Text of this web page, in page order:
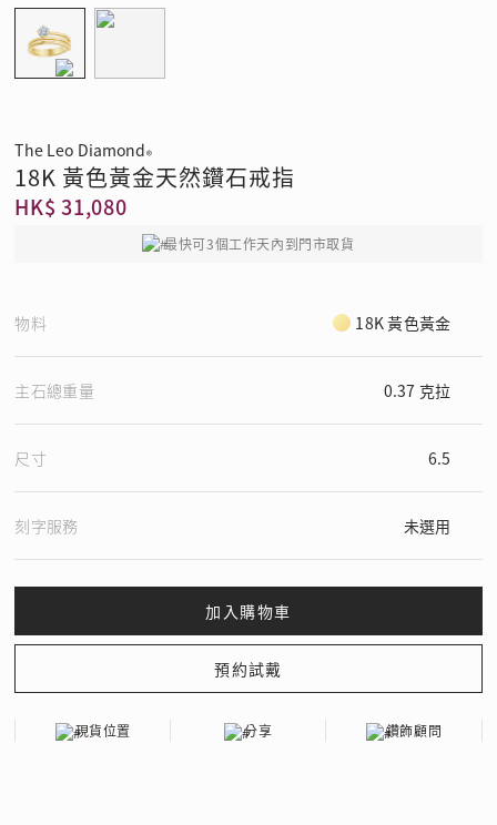
The Leo Diamond®
18K 黃色黃金天然鑽石戒指
HK$ 31,080
最快可3個工作天內到門市取貨
物料 18K 黃色黃金
主石總重量 0.37 克拉
尺寸 6.5
刻字服務 未選用
現貨位置 分享 鑽飾顧問